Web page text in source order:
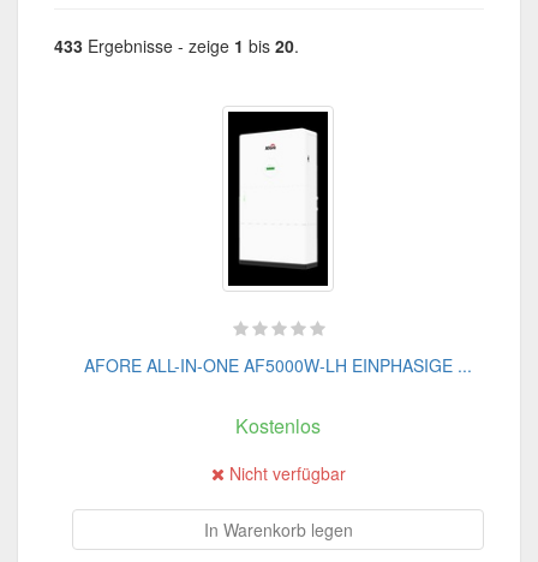
433 Ergebnisse - zeige 1 bis 20.
AFORE ALL-IN-ONE AF5000W-LH EINPHASIGE ...
Kostenlos
Nicht verfügbar
In Warenkorb legen